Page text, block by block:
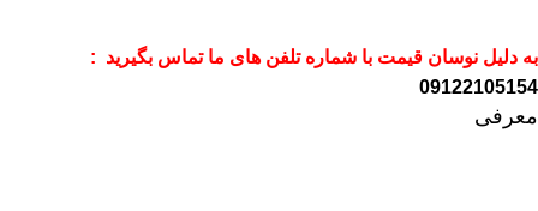
به دلیل نوسان قیمت با شماره تلفن های ما تماس بگیرید :
09122105154
معرفی